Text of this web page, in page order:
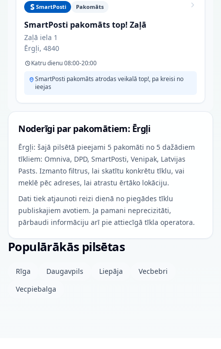
SmartPosti Pakomāts
SmartPosti pakomāts top! Zaļā
Zaļā iela 1
Ērgļi, 4840
Katru dienu 08:00-20:00
SmartPosti pakomāts atrodas veikalā top!, pa kreisi no
ieejas
Noderīgi par pakomātiem: Ērgļi
Ērgļi: šajā pilsētā pieejami 5 pakomāti no 5 dažādiem
tīkliem: Omniva, DPD, SmartPosti, Venipak, Latvijas
Pasts. Izmanto filtrus, lai skatītu konkrētu tīklu, vai
meklē pēc adreses, lai atrastu ērtāko lokāciju.
Dati tiek atjaunoti reizi dienā no piegādes tīklu
publiskajiem avotiem. Ja pamani neprecizitāti,
pārbaudi informāciju arī pie attiecīgā tīkla operatora.
Populārākās pilsētas
Rīga Daugavpils Liepāja
Vecbebri
Vecpiebalga